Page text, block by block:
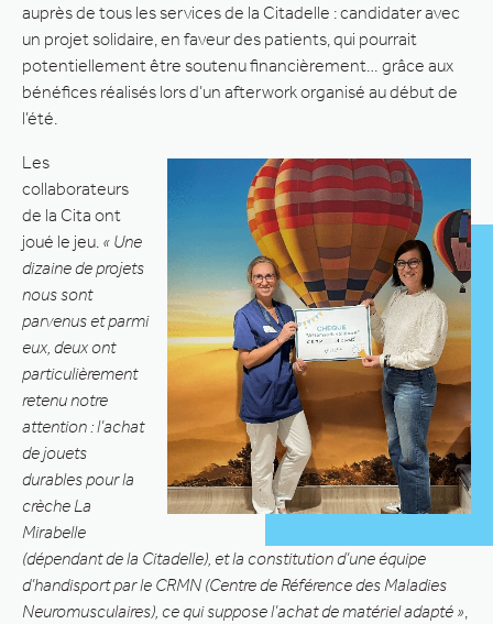
auprès de tous les services de la Citadelle : candidater avec
un projet solidaire, en faveur des patients, qui pourrait
potentiellement être soutenu financièrement… grâce aux
bénéfices réalisés lors d’un afterwork organisé au début de
l’été.
Les
collaborateurs
de la Cita ont
joué le jeu. « Une
dizaine de projets
nous sont
parvenus et parmi
eux, deux ont
particulièrement
retenu notre
attention : l’achat
de jouets
durables pour la
crèche La
Mirabelle
(dépendant de la Citadelle), et la constitution d’une équipe
d’handisport par le CRMN (Centre de Référence des Maladies
Neuromusculaires), ce qui suppose l’achat de matériel adapté »